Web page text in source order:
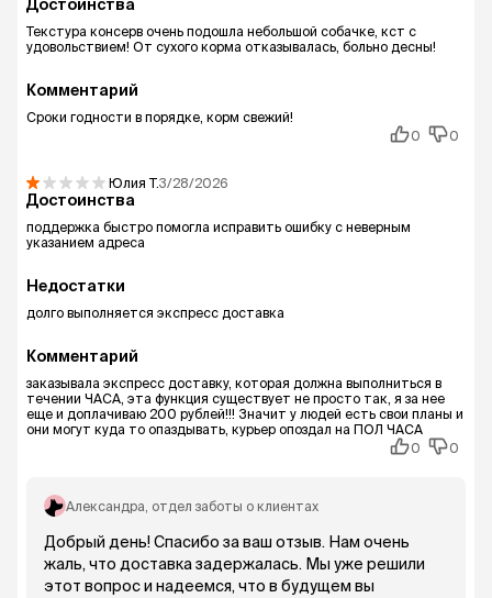
Достоинства
Текстура консерв очень подошла небольшой собачке, кст с
удовольствием! От сухого корма отказывалась, больно десны!
Комментарий
Сроки годности в порядке, корм свежий!
0
0
Юлия Т.3/28/2026
Достоинства
поддержка быстро помогла исправить ошибку с неверным
указанием адреса
Недостатки
долго выполняется экспресс доставка
Комментарий
заказывала экспресс доставку, которая должна выполниться в
течении ЧАСА, эта функция существует не просто так, я за нее
еще и доплачиваю 200 рублей!!! Значит у людей есть свои планы и
они могут куда то опаздывать, курьер опоздал на ПОЛ ЧАСА
0
0
Александра , отдел заботы о клиентах
Добрый день! Спасибо за ваш отзыв. Нам очень
жаль, что доставка задержалась. Мы уже решили
этот вопрос и надеемся, что в будущем вы